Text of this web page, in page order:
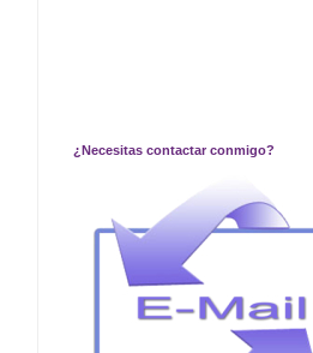
¿Necesitas contactar conmigo?